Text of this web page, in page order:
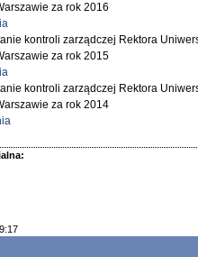
za rok 2016
kontroli zarządczej Rektora
za rok 2015
kontroli zarządczej Rektora
za rok 2014